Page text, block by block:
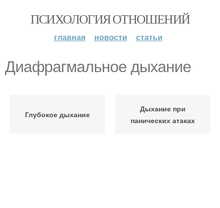
ПСИХОЛОГИЯ ОТНОШЕНИЙ
главная новости статьи
Диафрагмальное дыхание
Глубокое дыхание
Дыхание при
панических атаках